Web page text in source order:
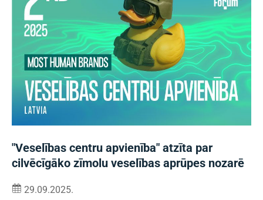
"Veselības centru apvienība" atzīta par
cilvēcīgāko zīmolu veselības aprūpes nozarē
29.09.2025.